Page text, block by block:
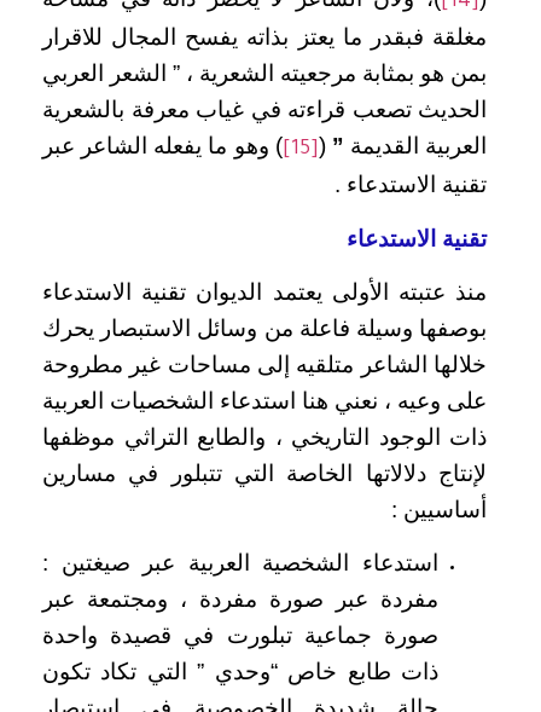
مغلقة فبقدر ما يعتز بذاته يفسح المجال للاقرار
بمن هو بمثابة مرجعيته الشعرية ، ” الشعر العربي
الحديث تصعب قراءته في غياب معرفة بالشعرية
العربية القديمة ”
(
[15]
) وهو ما يفعله الشاعر عبر
تقنية الاستدعاء .
تقنية الاستدعاء
منذ عتبته الأولى يعتمد الديوان تقنية الاستدعاء
بوصفها وسيلة فاعلة من وسائل الاستبصار يحرك
خلالها الشاعر متلقيه إلى مساحات غير مطروحة
على وعيه ، نعني هنا استدعاء الشخصيات العربية
ذات الوجود التاريخي ، والطابع التراثي موظفها
لإنتاج دلالاتها الخاصة التي تتبلور في مسارين
أساسيين :
استدعاء الشخصية العربية عبر صيغتين :
مفردة عبر صورة مفردة ، ومجتمعة عبر
صورة جماعية تبلورت في قصيدة واحدة
ذات طابع خاص “وحدي ” التي تكاد تكون